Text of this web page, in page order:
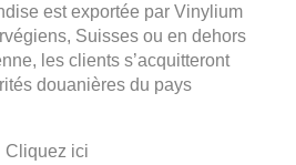
est exportée par Vinylium
Suisses ou en dehors
les clients s’acquitteront
douanières du pays
Cliquez ici